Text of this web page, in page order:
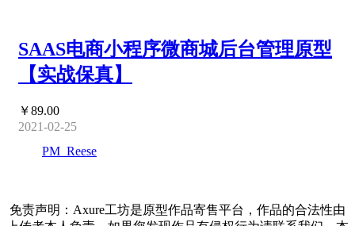
SAAS电商小程序微商城后台管理原型
【实战保真】
￥89.00
2021-02-25
PM_Reese
免责声明：Axure工坊是原型作品寄售平台，作品的合法性由